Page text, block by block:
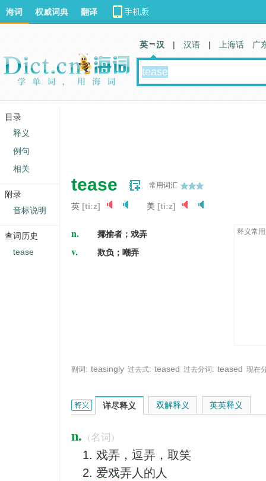
tease 常用词汇
英 [tiːz] 美 [tiːz]
n. 揶揄者；戏弄
v. 欺负；嘲弄
释义常
副词: teasingly 过去式: teased 过去分词: teased 现在
tease的英文翻译是什么意思，词典释义与在线翻译
详尽释义
n. (名词)
戏弄，逗弄，取笑
爱戏弄人的人
双解释义 英英释义
海词 权威词典 翻译
英 汉 | 汉语 | 上海话 广
目录
释义
例句
相关
附录
音标说明
查词历史
tease